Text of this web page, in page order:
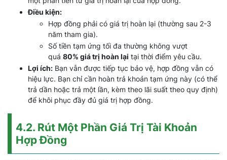
Điều kiện:
Hợp đồng phải có giá trị hoàn lại (thường sau 2-3
năm tham gia).
Số tiền tạm ứng tối đa thường không vượt
quá 80% giá trị hoàn lại tại thời điểm yêu cầu.
Lợi ích: Bạn vẫn được tiếp tục bảo vệ, hợp đồng vẫn có
hiệu lực. Bạn chỉ cần hoàn trả khoản tạm ứng này (có thể
trả dần hoặc trả một lần, kèm theo lãi suất theo quy định)
để khôi phục đầy đủ giá trị hợp đồng.
4.2. Rút Một Phần Giá Trị Tài Khoản
Hợp Đồng